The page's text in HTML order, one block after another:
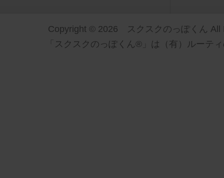
Copyright © 2026 スクスクのっぽくん All
「スクスクのっぽくん®」は（有）ルーテ